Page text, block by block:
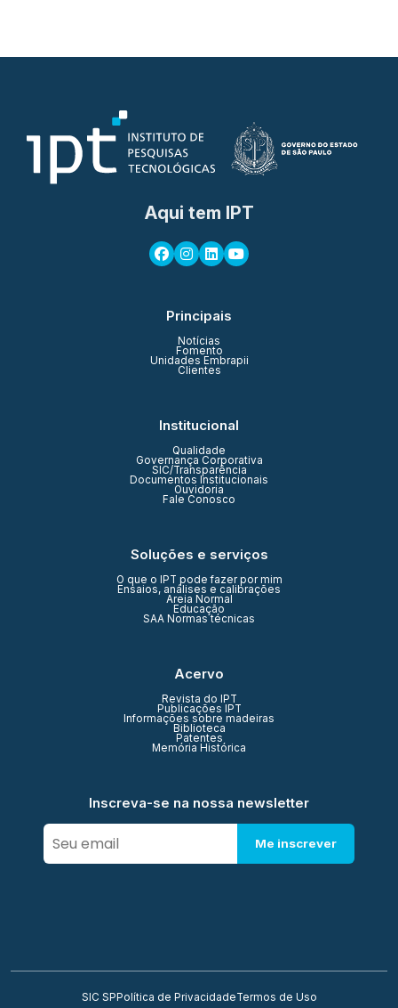
Aqui tem IPT
Principais
Notícias
Fomento
Unidades Embrapii
Clientes
Institucional
Qualidade
Governança Corporativa
SIC/Transparência
Documentos Institucionais
Ouvidoria
Fale Conosco
Soluções e serviços
O que o IPT pode fazer por mim
Ensaios, análises e calibrações
Areia Normal
Educação
SAA Normas técnicas
Acervo
Revista do IPT
Publicações IPT
Informações sobre madeiras
Biblioteca
Patentes
Memória Histórica
Inscreva-se na nossa newsletter
Me inscrever
SIC SP Política de PrivacidadeTermos de Uso